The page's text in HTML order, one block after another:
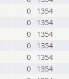
0
1354
0
1354
0
1354
0
1354
0
1354
0
1354